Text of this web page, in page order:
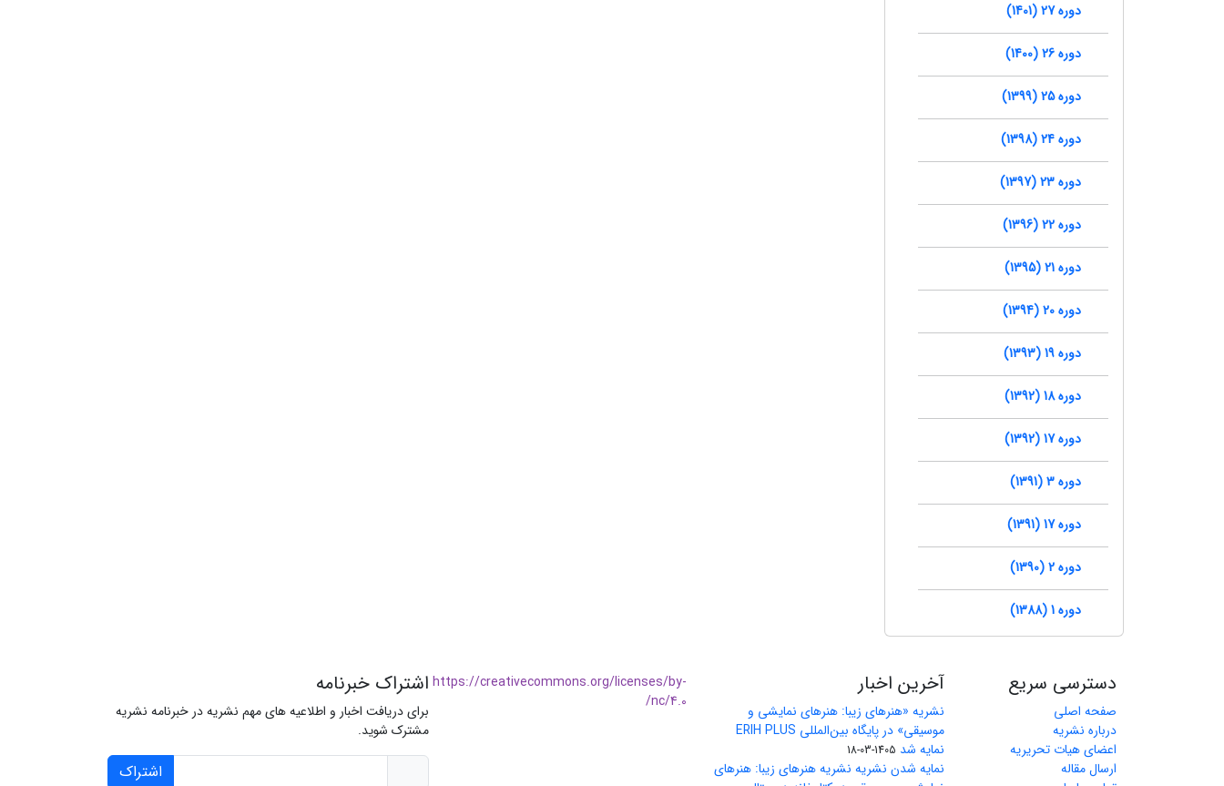
دوره 27 (1401)
دوره 26 (1400)
دوره 25 (1399)
دوره 24 (1398)
دوره 23 (1397)
دوره 22 (1396)
دوره 21 (1395)
دوره 20 (1394)
دوره 19 (1393)
دوره 18 (1392)
دوره 17 (1392)
دوره 3 (1391)
دوره 17 (1391)
دوره 2 (1390)
دوره 1 (1388)
دسترسی سریع
صفحه اصلی
درباره نشریه
اعضای هیات تحریریه
ارسال مقاله
آخرین اخبار
نشریه «هنرهای زیبا: هنرهای نمایشی و
موسیقی» در پایگاه بین‌المللی ERIH PLUS
نمایه شد 1405-03-18
نمایه شدن نشریه نشریه هنرهای زیبا: هنرهای
https://creativecommons.org/licenses/by-
nc/4.0/
اشتراک خبرنامه
برای دریافت اخبار و اطلاعیه های مهم نشریه در خبرنامه نشریه
مشترک شوید.
اشتراک